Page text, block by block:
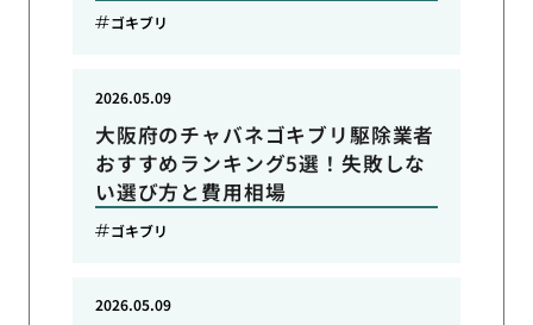
ゴキブリ
大阪府のチャバネゴキブリ駆除業者
おすすめランキング5選！失敗しな
い選び方と費用相場
2026.05.09
ゴキブリ
2026.05.09